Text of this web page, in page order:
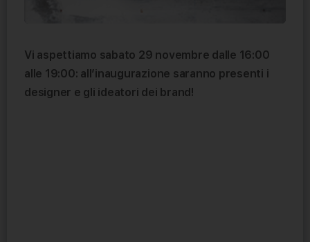
Vi aspettiamo sabato 29 novembre dalle 16:00
alle 19:00: all’inaugurazione saranno presenti i
designer e gli ideatori dei brand!